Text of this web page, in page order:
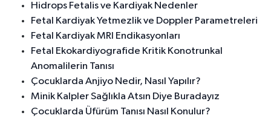
Hidrops Fetalis ve Kardiyak Nedenler
Fetal Kardiyak Yetmezlik ve Doppler Parametreleri
Fetal Kardiyak MRI Endikasyonları
Fetal Ekokardiyografide Kritik Konotrunkal
Anomalilerin Tanısı
Çocuklarda Anjiyo Nedir, Nasıl Yapılır?
Minik Kalpler Sağlıkla Atsın Diye Buradayız
Çocuklarda Üfürüm Tanısı Nasıl Konulur?